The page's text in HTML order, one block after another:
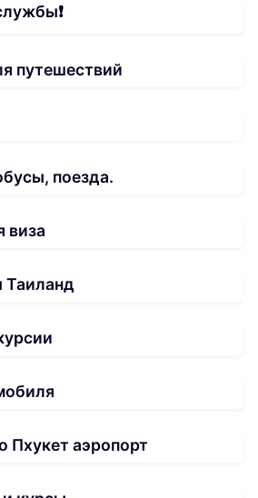
путешествий
поезда.
виза
Таиланд
Пхукет аэропорт